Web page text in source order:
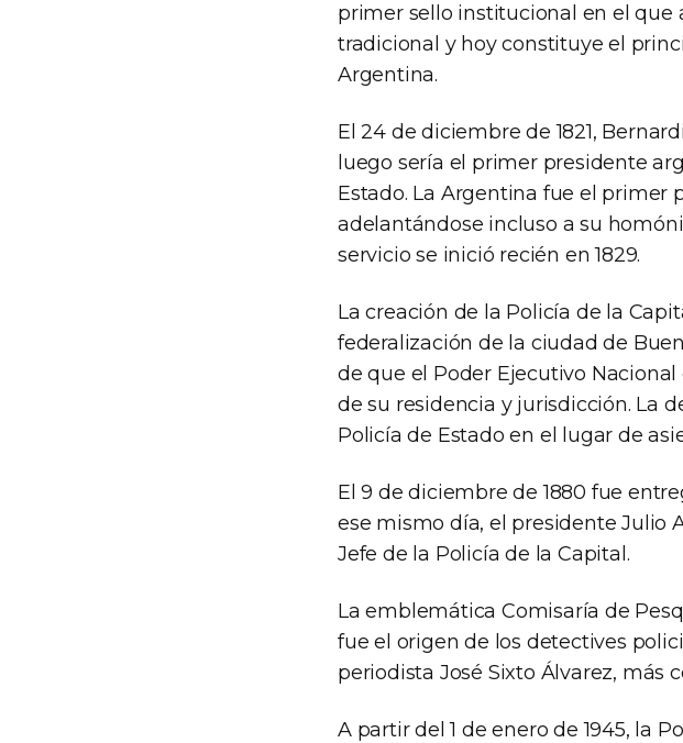
primer sello institucional en el que
tradicional y hoy constituye el
Argentina.
El 24 de diciembre de 1821,
luego sería el primer presidente
Estado. La Argentina fue el primer
adelantándose incluso a su
servicio se inició recién en 1829.
La creación de la Policía de la
federalización de la ciudad de
de que el Poder Ejecutivo
de su residencia y jurisdicción. La
Policía de Estado en el lugar de
El 9 de diciembre de 1880 fue
ese mismo día, el presidente Julio
Jefe de la Policía de la Capital.
La emblemática Comisaría de
fue el origen de los detectives
periodista José Sixto Álvarez, más
A partir del 1 de enero de 1945, la